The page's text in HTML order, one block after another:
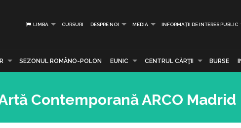
LIMBA CURSURI DESPRE NOI MEDIA INFORMAȚII DE INTERES PUBLIC
SEZONUL ROMÂNO-POLON EUNIC CENTRUL CĂRŢII BURSE
Contemporană ARCO Madrid